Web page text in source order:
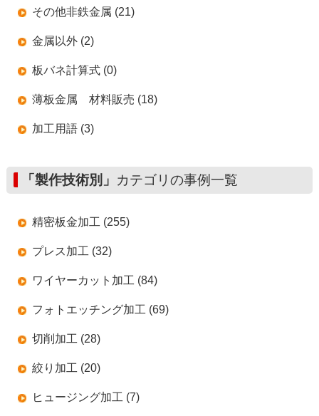
その他非鉄金属 (21)
金属以外 (2)
板バネ計算式 (0)
薄板金属 材料販売 (18)
加工用語 (3)
「製作技術別」 カテゴリの事例一覧
精密板金加工 (255)
プレス加工 (32)
ワイヤーカット加工 (84)
フォトエッチング加工 (69)
切削加工 (28)
絞り加工 (20)
ヒュージング加工 (7)